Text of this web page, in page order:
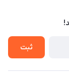
ثبت